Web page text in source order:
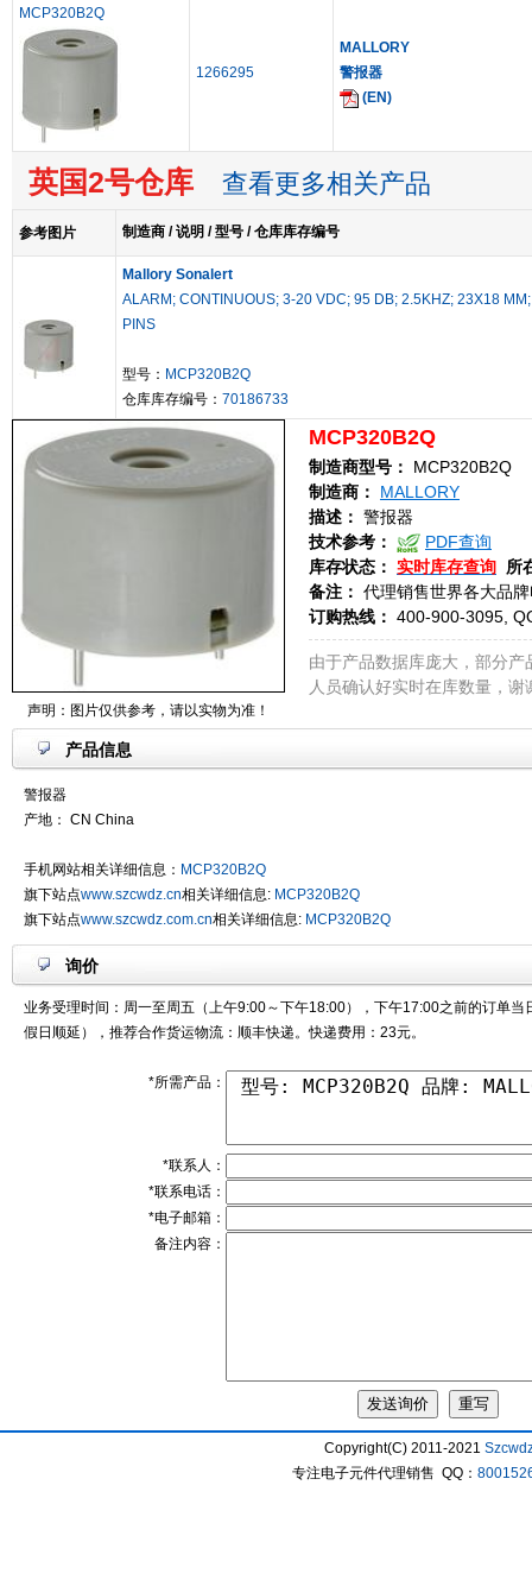
MCP320B2Q
1266295
MALLORY
警报器
(EN)
英国2号仓库 查看更多相关产品
参考图片 制造商 / 说明 / 型号 / 仓库库存编号
Mallory Sonalert
ALARM; CONTINUOUS; 3-20 VDC; 95 DB; 2.5KHZ; 23X18
PINS
型号： MCP320B2Q
仓库库存编号： 70186733
声明：图片仅供参考，请以实物为准！
MCP320B2Q
制造商型号：
MCP320B2Q
制造商：
MALLORY
描述： 警报器
技术参考：
PDF查询
库存状态： 实时库存查询
所
备注： 代理销售世界各大品
订购热线： 400-900-3095,
由于产品数据库庞大，部分
人员确认好实时在库数量，谢
产品信息
警报器
产地： CN China
手机网站相关详细信息： MCP320B2Q
旗下站点www.szcwdz.cn相关详细信息: MCP320B2Q
旗下站点www.szcwdz.com.cn相关详细信息: MCP320B2Q
询价
业务受理时间：周一至周五（上午9:00～下午18:00），下午17:00之前的订单
假日顺延），推荐合作货运物流：顺丰快递。快递费用：23元。
*所需产品：
*联系人：
*联系电话：
*电子邮箱：
备注内容：
Copyright(C) 2011-2021
专注电子元件代理销售 QQ：